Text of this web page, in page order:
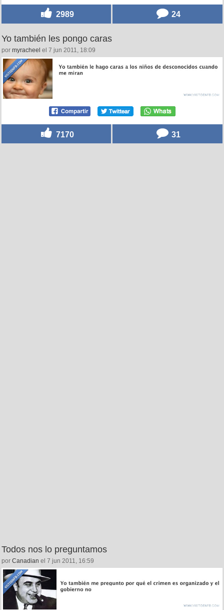
2989 24
Yo también les pongo caras
por myracheel el 7 jun 2011, 18:09
7170 31
Todos nos lo preguntamos
por Canadian el 7 jun 2011, 16:59